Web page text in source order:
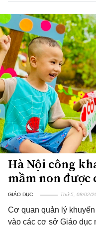
Hà Nội công
mầm non được
GIÁO DỤC Thứ 5, 08/02/
Cơ quan quản lý
vào các cơ sở Giáo dục